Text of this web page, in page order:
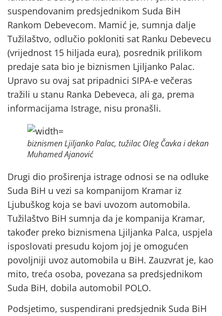
suspendovanim predsjednikom Suda BiH
Rankom Debevecom. Mamić je, sumnja dalje
Tužilaštvo, odlučio pokloniti sat Ranku Debevecu
(vrijednost 15 hiljada eura), posrednik prilikom
predaje sata bio je biznismen Ljiljanko Palac.
Upravo su ovaj sat pripadnici SIPA-e večeras
tražili u stanu Ranka Debeveca, ali ga, prema
informacijama Istrage, nisu pronašli.
biznismen Ljiljanko Palac, tužilac Oleg Čavka i dekan
Muhamed Ajanović
Drugi dio proširenja istrage odnosi se na odluke
Suda BiH u vezi sa kompanijom Kramar iz
Ljubuškog koja se bavi uvozom automobila.
Tužilaštvo BiH sumnja da je kompanija Kramar,
također preko biznismena Ljiljanka Palca, uspjela
isposlovati presudu kojom joj je omogućen
povoljniji uvoz automobila u BiH. Zauzvrat je, kao
mito, treća osoba, povezana sa predsjednikom
Suda BiH, dobila automobil POLO.
Podsjetimo, suspendirani predsjednik Suda BiH